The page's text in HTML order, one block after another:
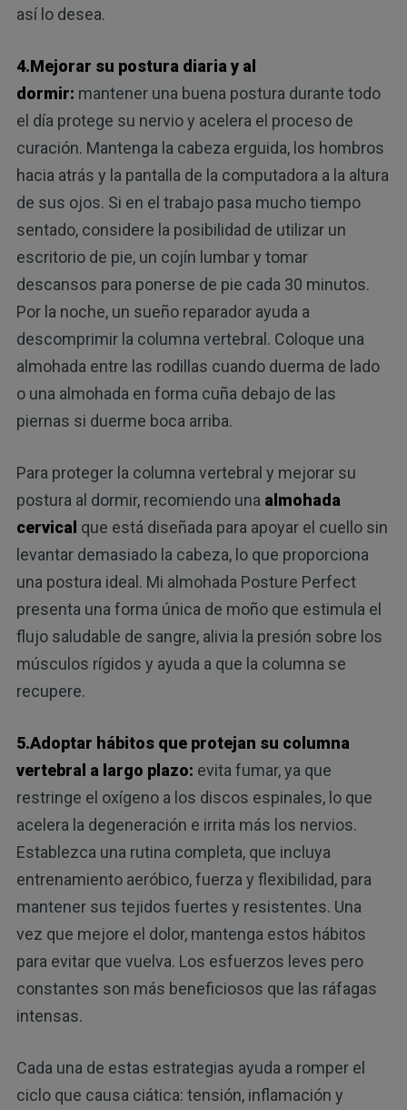
así lo desea.
4.Mejorar su postura diaria y al
dormir: mantener una buena postura durante todo
el día protege su nervio y acelera el proceso de
curación. Mantenga la cabeza erguida, los hombros
hacia atrás y la pantalla de la computadora a la altura
de sus ojos. Si en el trabajo pasa mucho tiempo
sentado, considere la posibilidad de utilizar un
escritorio de pie, un cojín lumbar y tomar
descansos para ponerse de pie cada 30 minutos.
Por la noche, un sueño reparador ayuda a
descomprimir la columna vertebral. Coloque una
almohada entre las rodillas cuando duerma de lado
o una almohada en forma cuña debajo de las
piernas si duerme boca arriba.
Para proteger la columna vertebral y mejorar su
postura al dormir, recomiendo una almohada
cervical que está diseñada para apoyar el cuello sin
levantar demasiado la cabeza, lo que proporciona
una postura ideal. Mi almohada Posture Perfect
presenta una forma única de moño que estimula el
flujo saludable de sangre, alivia la presión sobre los
músculos rígidos y ayuda a que la columna se
recupere.
5.Adoptar hábitos que protejan su columna
vertebral a largo plazo: evita fumar, ya que
restringe el oxígeno a los discos espinales, lo que
acelera la degeneración e irrita más los nervios.
Establezca una rutina completa, que incluya
entrenamiento aeróbico, fuerza y ​​flexibilidad, para
mantener sus tejidos fuertes y resistentes. Una
vez que mejore el dolor, mantenga estos hábitos
para evitar que vuelva. Los esfuerzos leves pero
constantes son más beneficiosos que las ráfagas
intensas.
Cada una de estas estrategias ayuda a romper el
ciclo que causa ciática: tensión, inflamación y